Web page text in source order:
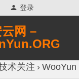
登录
网 –
、网络各种猎奇八卦。
术关注 WooYun